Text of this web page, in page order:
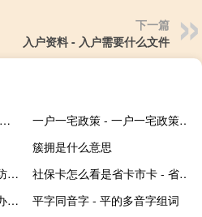
下一篇
入户资料 - 入户需要什么文件
天津人才引进落户 - 2021天津户口大严查开始了
一户一宅政策 - 一户一宅政策什么时候开始的
簇拥是什么意思
入户门装修 - 入户门外面有防火门
社保卡怎么看是省卡市卡 - 省市医保卡外观区别
在外省可以离婚吗 - 跨省能办离婚手续么
平字同音字 - 平的多音字组词